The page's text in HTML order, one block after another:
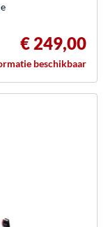
€ 249,00
beschikbaar